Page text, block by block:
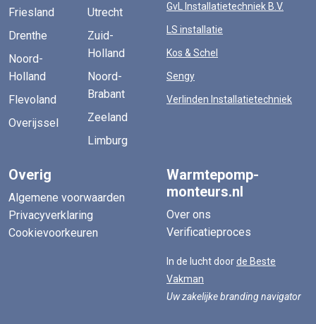
Friesland
Drenthe
Noord-
Holland
Flevoland
Overijssel
Utrecht
Zuid-
Holland
Noord-
Brabant
Zeeland
Limburg
GvL Installatietechniek B.V.
LS installatie
Kos & Schel
Sengy
Verlinden Installatietechniek
Overig
Algemene voorwaarden
Privacyverklaring
Cookievoorkeuren
Warmtepomp-
monteurs.nl
Over ons
Verificatieproces
In de lucht doorde Beste
Vakman
Uw zakelijke branding navigator